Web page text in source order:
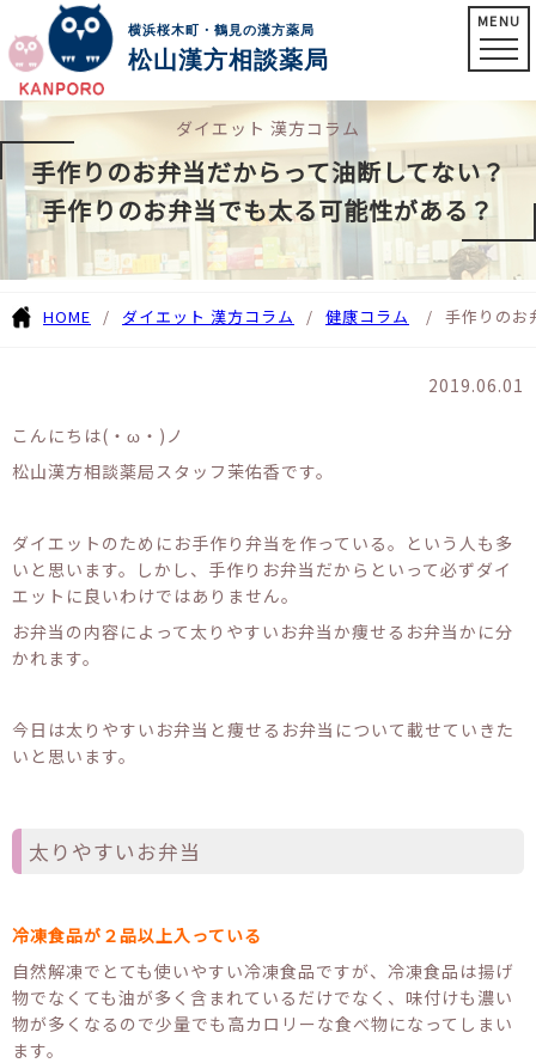
横浜桜木町・鶴見の漢方薬局
松山漢方相談薬局
MENU
ダイエット 漢方コラム
手作りのお弁当だからって油断してない？
手作りのお弁当でも太る可能性がある？
HOME ダイエット 漢方コラム 健康コラム 手作りのお
2019.06.01
こんにちは(・ω・)ノ
松山漢方相談薬局スタッフ茉佑香です。
ダイエットのためにお手作り弁当を作っている。という人も多
いと思います。しかし、手作りお弁当だからといって必ずダイ
エットに良いわけではありません。
お弁当の内容によって太りやすいお弁当か痩せるお弁当かに分
かれます。
今日は太りやすいお弁当と痩せるお弁当について載せていきた
いと思います。
太りやすいお弁当
冷凍食品が２品以上入っている
自然解凍でとても使いやすい冷凍食品ですが、冷凍食品は揚げ
物でなくても油が多く含まれているだけでなく、味付けも濃い
物が多くなるので少量でも高カロリーな食べ物になってしまい
ます。